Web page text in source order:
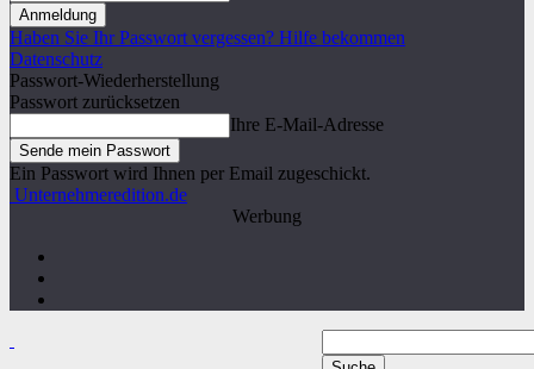
Haben Sie Ihr Passwort vergessen? Hilfe bekommen
Datenschutz
Passwort-Wiederherstellung
Passwort zurücksetzen
Ihre E-Mail-Adresse
Ein Passwort wird Ihnen per Email zugeschickt.
Unternehmeredition.de
Werbung